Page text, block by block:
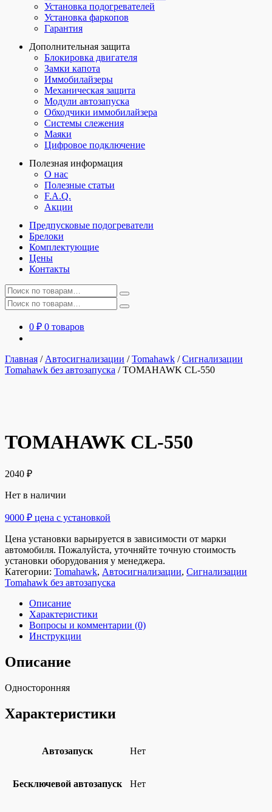
Установка подогревателей
Установка фаркопов
Гарантия
Дополнительная защита
Блокировка двигателя
Замки капота
Иммобилайзеры
Механическая защита
Модули автозапуска
Обходчики иммобилайзера
Системы слежения
Маяки
Цифровое подключение
Полезная информация
О нас
Полезные статьи
F.A.Q.
Акции
Предпусковые подогреватели
Брелоки
Комплектующие
Цены
Контакты
Искать:
Искать:
0 ₽ 0 товаров
Главная / Автосигнализации /Tomahawk /Сигнализации
Tomahawk без автозапуска /TOMAHAWK CL-550
TOMAHAWK CL-550
2040 ₽
Нет в наличии
9000 ₽ цена с установкой
Цена установки варьируется в зависимости от марки
автомобиля. Пожалуйста, уточняйте точную стоимость
установки оборудования у менеджера.
Категории: Tomahawk, Автосигнализации, Сигнализации
Tomahawk без автозапуска
Описание
Характеристики
Вопросы и комментарии (0)
Инструкции
Описание
Односторонняя
Характеристики
Автозапуск Нет
Бесключевой автозапуск Нет